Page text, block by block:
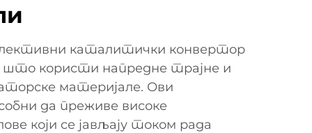
каталитички конвертор
што користи напредне трајне и
материјале. Ови
да преживе високе
који се јављају током рада